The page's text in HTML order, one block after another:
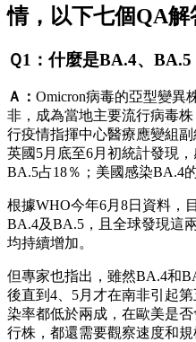
情，以下七個QA解
Ｑ1：什麼是BA.4、BA.5
Ａ： Omicron病毒的亞型變異
非，成為當地主要流行病毒
行疫情指揮中心醫療應變組
英國5月底至6月初統計發現，
BA.5占18％；美國感染BA.4
根據WHO今年6月8日資料，
BA.4及BA.5，且全球發現這
均持續增加。
但專家也指出，雖然BA.4和
後直到4、5月才在南非引起
染率都低於兩成，在歐美是
行株，都還需要觀察速度和規